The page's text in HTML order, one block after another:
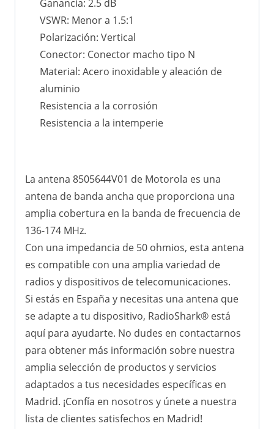
Ganancia: 2.5 dB
VSWR: Menor a 1.5:1
Polarización: Vertical
Conector: Conector macho tipo N
Material: Acero inoxidable y aleación de
aluminio
Resistencia a la corrosión
Resistencia a la intemperie
La antena 8505644V01 de Motorola es una
antena de banda ancha que proporciona una
amplia cobertura en la banda de frecuencia de
136-174 MHz.
Con una impedancia de 50 ohmios, esta antena
es compatible con una amplia variedad de
radios y dispositivos de telecomunicaciones.
Si estás en España y necesitas una antena que
se adapte a tu dispositivo, RadioShark® está
aquí para ayudarte. No dudes en contactarnos
para obtener más información sobre nuestra
amplia selección de productos y servicios
adaptados a tus necesidades específicas en
Madrid. ¡Confía en nosotros y únete a nuestra
lista de clientes satisfechos en Madrid!